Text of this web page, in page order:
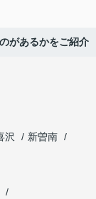
があるかをご紹介
沢
新曽南